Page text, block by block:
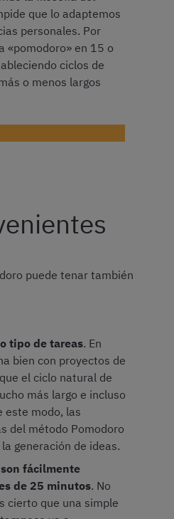
que lo adaptemos
personales. Por
«pomodoro» en 15 o
ciclos de
o menos largos
puede tenar también
tipo de tareas. En
bien con proyectos de
el ciclo natural de
más largo e incluso
este modo, las
del método Pomodoro
generación de ideas.
fácilmente
de 25 minutos. No
cierto que una simple